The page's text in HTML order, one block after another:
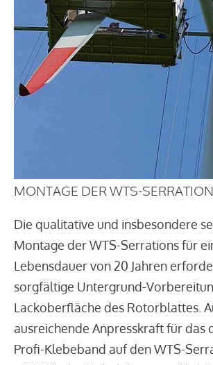
MONTAGE DER WTS-
Die qualitative und insbesondere
Montage der WTS-Serrations für
Lebensdauer von 20 Jahren
sorgfältige Untergrund-
Lackoberfläche des Rotorblattes.
ausreichende Anpresskraft für das
Profi-Klebeband auf den WTS-